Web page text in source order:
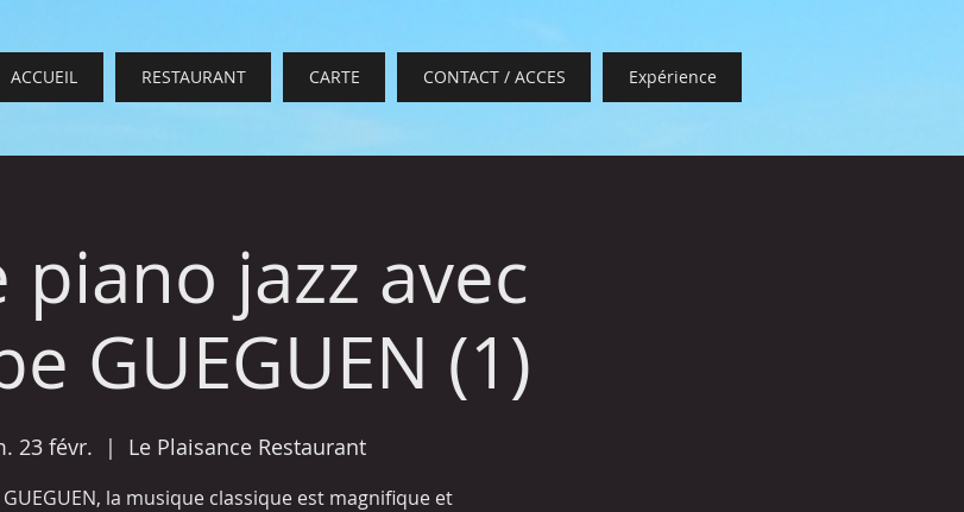
ACCUEIL RESTAURANT CARTE CONTACT / ACCES Expérience
piano jazz avec
GUEGUEN (1)
23 févr.
  |
Le Plaisance Restaurant
la musique classique est magnifique et